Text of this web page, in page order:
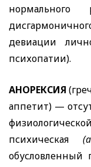
девиации
психопатии).
АНОРЕКСИЯ
аппетит) —
психическая (
обусловленный